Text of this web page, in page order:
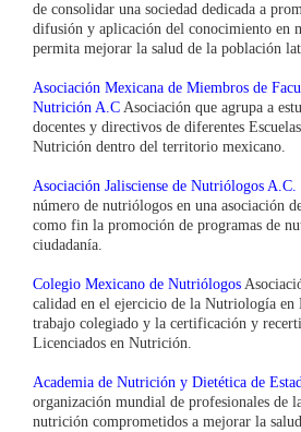
de consolidar una sociedad dedicada a
difusión y aplicación del conocimiento en
permita mejorar la salud de la población
Asociación Mexicana de Miembros de
Nutrición A.C Asociación que agrupa a
docentes y directivos de diferentes
Nutrición dentro del territorio mexicano.
Asociación Jalisciense de Nutriólogos A.C.
número de nutriólogos en una asociación
como fin la promoción de programas de
ciudadanía.
Colegio Mexicano de Nutriólogos
calidad en el ejercicio de la Nutriología en
trabajo colegiado y la certificación y
Licenciados en Nutrición.
Academia de Nutrición y Dietética de
organización mundial de profesionales de
nutrición comprometidos a mejorar la